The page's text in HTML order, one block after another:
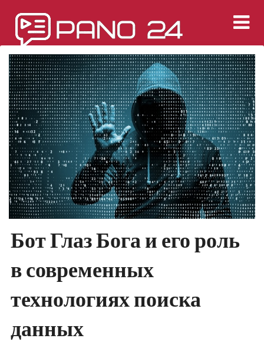
содержимому
Бот Глаз Бога и его роль
в современных
технологиях поиска
данных